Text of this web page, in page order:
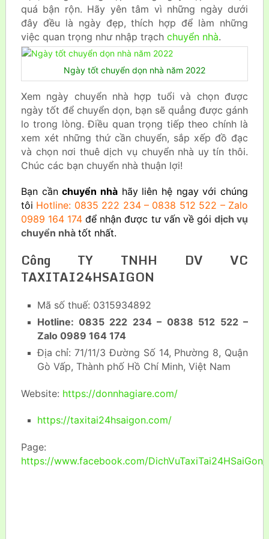
quá bận rộn. Hãy yên tâm vì những ngày dưới
đây đều là ngày đẹp, thích hợp để làm những
việc quan trọng như nhập trạch chuyển nhà.
Ngày tốt chuyển dọn nhà năm 2022
Xem ngày chuyển nhà hợp tuổi và chọn được
ngày tốt để chuyển dọn, bạn sẽ quẳng được gánh
lo trong lòng. Điều quan trọng tiếp theo chính là
xem xét những thứ cần chuyển, sắp xếp đồ đạc
và chọn nơi thuê dịch vụ chuyển nhà uy tín thôi.
Chúc các bạn chuyển nhà thuận lợi!
Bạn cầnchuyển nhà hãy liên hệ ngay với chúng
tôi Hotline: 0835 222 234 – 0838 512 522 – Zalo
0989 164 174 để nhận được tư vấn về gói dịch vụ
chuyển nhà tốt nhất.
Công TY TNHH DV VC
TAXITAI24HSAIGON
Mã số thuế: 0315934892
Hotline: 0835 222 234 – 0838 512 522 –
Zalo 0989 164 174
Địa chỉ: 71/11/3 Đường Số 14, Phường 8, Quận
Gò Vấp, Thành phố Hồ Chí Minh, Việt Nam
Website: https://donnhagiare.com/
https://taxitai24hsaigon.com/
Page:
https://www.facebook.com/DichVuTaxiTai24HSaiGon/